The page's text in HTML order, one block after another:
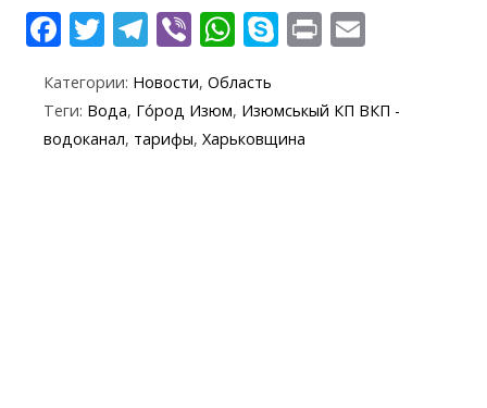
F
e
b
T
itt
er
T
e
gr
Vi
er
W
at
s
S
y
p
Pr
t ai
Категории: Новости, Область
Теги: Вода, Го́род Изюм, Изюмськый КП ВКП -
водоканал, тарифы, Харьковщина